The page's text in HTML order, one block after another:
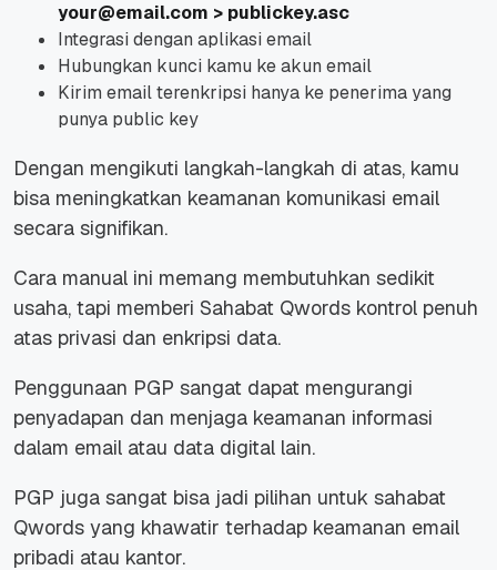
your@email.com > publickey.asc
Integrasi dengan aplikasi email
Hubungkan kunci kamu ke akun email
Kirim email terenkripsi hanya ke penerima yang
punya public key
Dengan mengikuti langkah-langkah di atas, kamu
bisa meningkatkan keamanan komunikasi email
secara signifikan.
Cara manual ini memang membutuhkan sedikit
usaha, tapi memberi Sahabat Qwords kontrol penuh
atas privasi dan enkripsi data.
Penggunaan PGP sangat dapat mengurangi
penyadapan dan menjaga keamanan informasi
dalam email atau data digital lain.
PGP juga sangat bisa jadi pilihan untuk sahabat
Qwords yang khawatir terhadap keamanan email
pribadi atau kantor.